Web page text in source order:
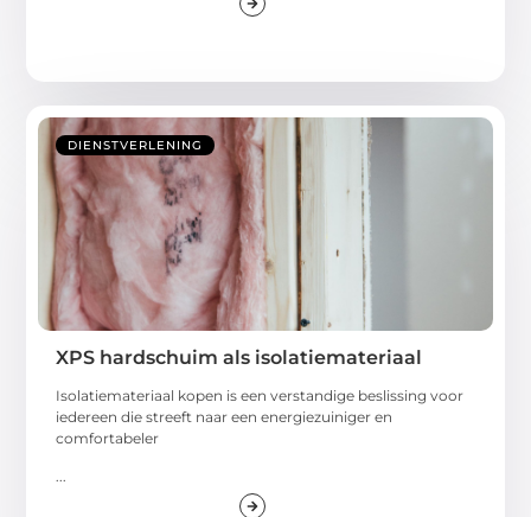
DIENSTVERLENING
XPS hardschuim als isolatiemateriaal
Isolatiemateriaal kopen is een verstandige beslissing voor
iedereen die streeft naar een energiezuiniger en
comfortabeler
...